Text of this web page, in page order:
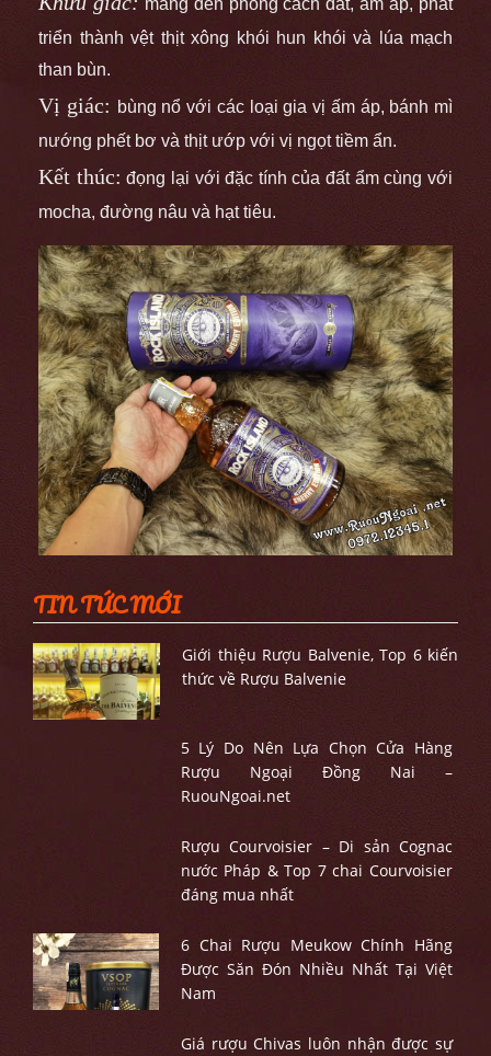
triển thành vệt thịt xông khói hun khói và lúa mạch
than bùn.
Vị giác: bùng nổ với các loại gia vị ấm áp, bánh mì
nướng phết bơ và thịt ướp với vị ngọt tiềm ẩn.
Kết thúc: đọng lại với đặc tính của đất ẩm cùng với
mocha, đường nâu và hạt tiêu.
TIN TỨC MỚI
Giới thiệu Rượu Balvenie, Top 6 kiến
thức về Rượu Balvenie
5 Lý Do Nên Lựa Chọn Cửa Hàng
Rượu Ngoại Đồng Nai –
RuouNgoai.net
Rượu Courvoisier – Di sản Cognac
nước Pháp & Top 7 chai Courvoisier
đáng mua nhất
6 Chai Rượu Meukow Chính Hãng
Được Săn Đón Nhiều Nhất Tại Việt
Nam
Giá rượu Chivas luôn nhận được sự